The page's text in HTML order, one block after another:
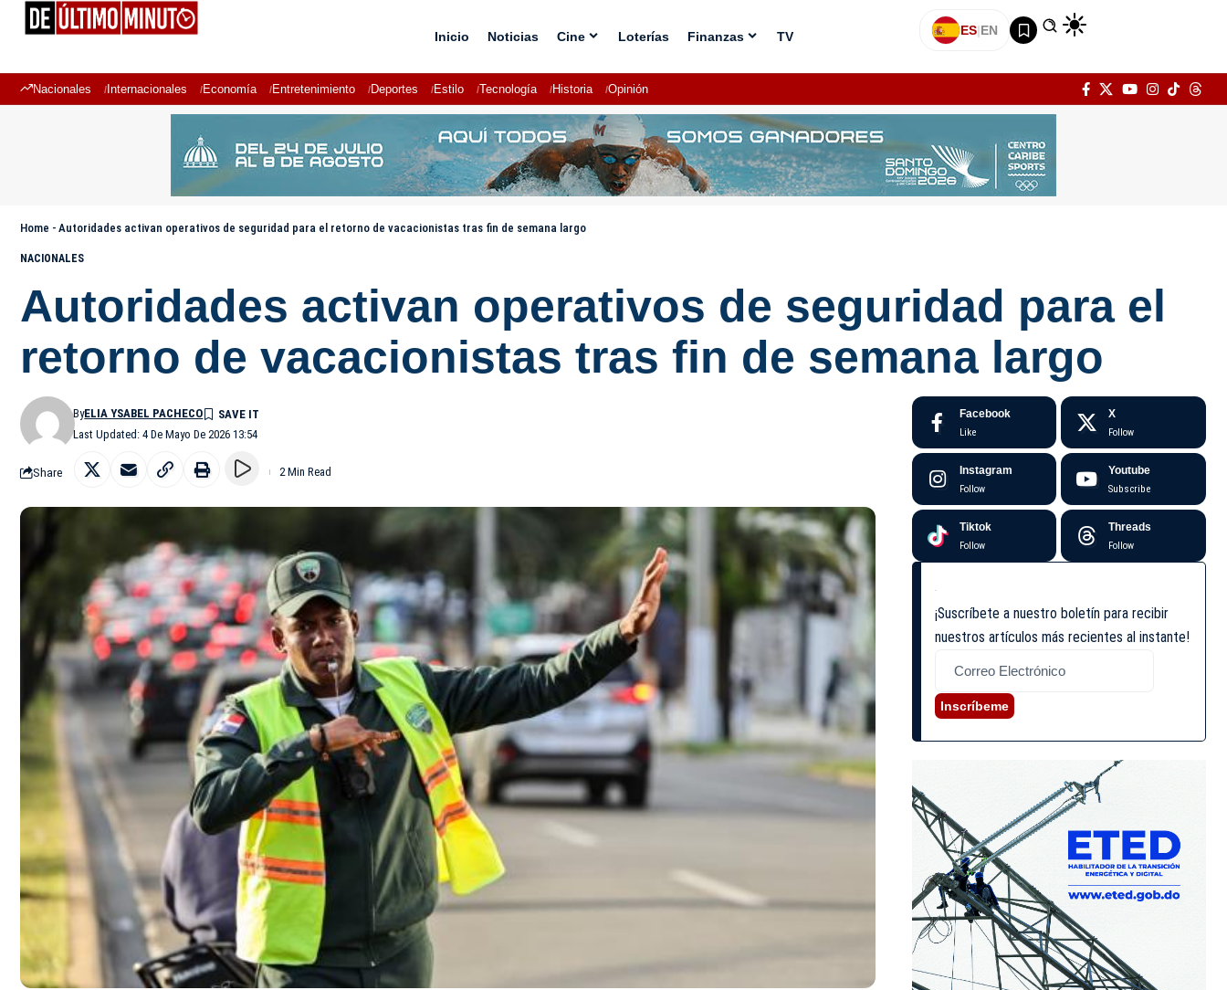
Inicio Noticias Cine Loterías Finanzas TV ES|EN
Nacionales Internacionales Economía Entretenimiento Deportes Estilo Tecnología Historia Opinión
Home - Autoridades activan operativos de seguridad para el retorno de vacacionistas tras fin de semana largo
NACIONALES
Autoridades activan operativos de seguridad para el
retorno de vacacionistas tras fin de semana largo
Last Updated: 4 De Mayo De 2026 13:54
ByELIA YSABEL PACHECO
Share 2 Min Read
Facebook
Like
X
Follow
Instagram
Follow
Youtube
Subscribe
Tiktok
Follow
Threads
Follow
¡Suscríbete a nuestro boletín para recibir
nuestros artículos más recientes al instante!
Inscríbeme